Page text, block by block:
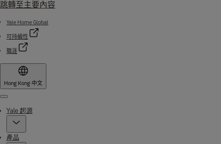
跳轉至主要內容
Yale Home Global
可持續性
職涯
Hong Kong·中文
Menu
Yale 起源
產品